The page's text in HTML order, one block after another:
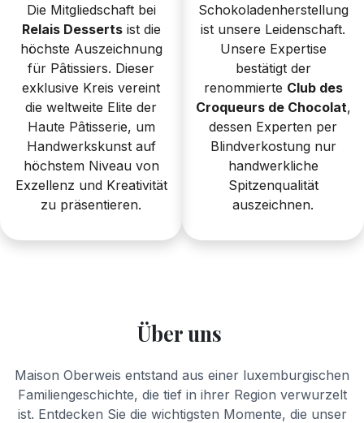
Die Mitgliedschaft bei
Relais Dessertsist die
höchste Auszeichnung
für Pâtissiers. Dieser
exklusive Kreis vereint
die weltweite Elite der
Haute Pâtisserie, um
Handwerkskunst auf
höchstem Niveau von
Exzellenz und Kreativität
zu präsentieren.
Schokoladenherstellung
ist unsere Leidenschaft.
Unsere Expertise
bestätigt der
renommierte Club des
Croqueurs de Chocolat,
dessen Experten per
Blindverkostung nur
handwerkliche
Spitzenqualität
auszeichnen.
Über uns
Maison Oberweis entstand aus einer luxemburgischen
Familiengeschichte, die tief in ihrer Region verwurzelt
ist. Entdecken Sie die wichtigsten Momente, die unser